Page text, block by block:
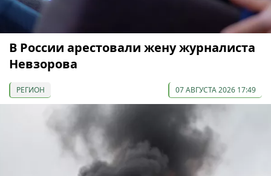
В России арестовали жену журналиста
Невзорова
РЕГИОН 07 АВГУСТА 2026 17:49